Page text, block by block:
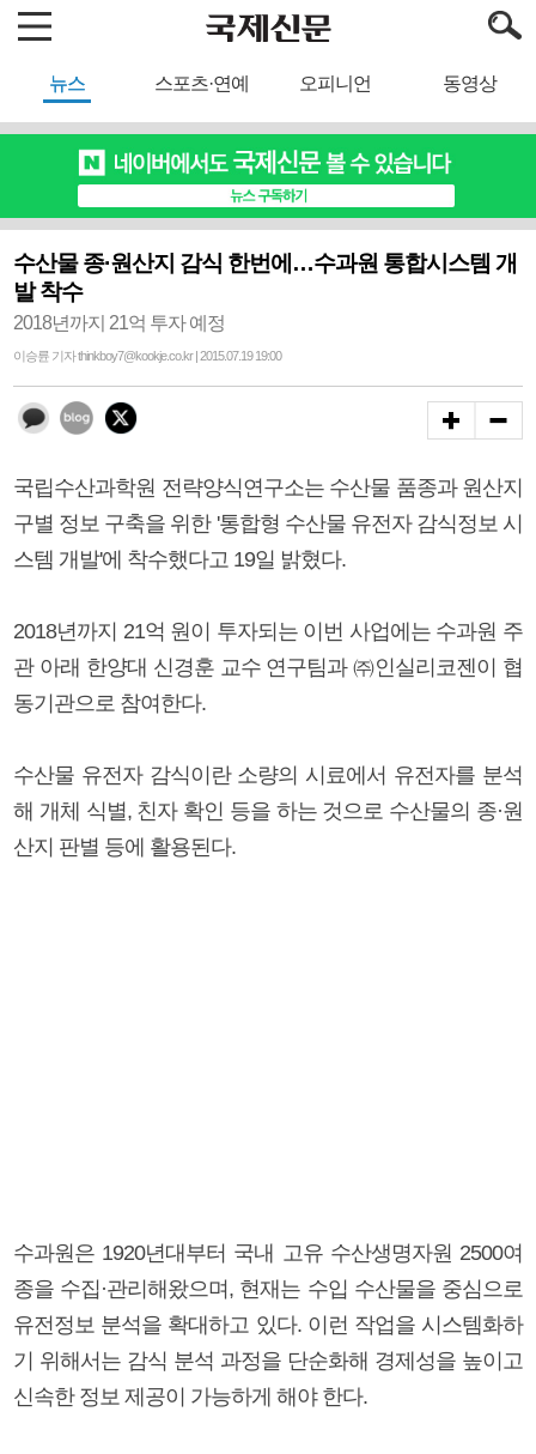
뉴스 스포츠·연예 오피니언 동영상
수산물 종·원산지 감식 한번에…수과원 통합시스템 개
발 착수
2018년까지 21억 투자 예정
이승륜 기자 thinkboy7@kookje.co.kr | 2015.07.19 19:00
국립수산과학원 전략양식연구소는 수산물 품종과 원산지
구별 정보 구축을 위한 '통합형 수산물 유전자 감식정보 시
스템 개발'에 착수했다고 19일 밝혔다.
2018년까지 21억 원이 투자되는 이번 사업에는 수과원 주
관 아래 한양대 신경훈 교수 연구팀과 ㈜인실리코젠이 협
동기관으로 참여한다.
수산물 유전자 감식이란 소량의 시료에서 유전자를 분석
해 개체 식별, 친자 확인 등을 하는 것으로 수산물의 종·원
산지 판별 등에 활용된다.
수과원은 1920년대부터 국내 고유 수산생명자원 2500여
종을 수집·관리해왔으며, 현재는 수입 수산물을 중심으로
유전정보 분석을 확대하고 있다. 이런 작업을 시스템화하
기 위해서는 감식 분석 과정을 단순화해 경제성을 높이고
신속한 정보 제공이 가능하게 해야 한다.